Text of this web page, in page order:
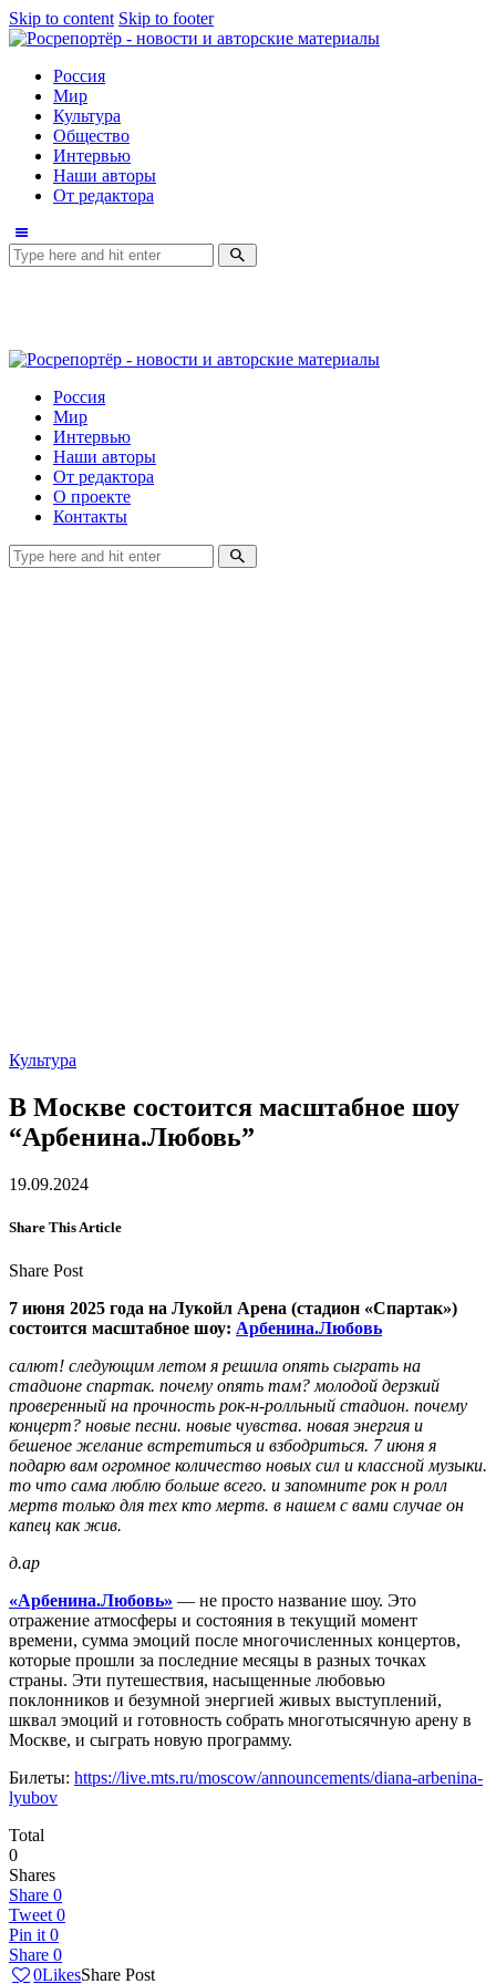
Skip to content Skip to footer
Россия
Мир
Культура
Общество
Интервью
Наши авторы
От редактора
Россия
Мир
Интервью
Наши авторы
От редактора
О проекте
Контакты
Культура
В Москве состоится масштабное шоу
“Арбенина.Любовь”
19.09.2024
Share This Article
Share Post
7 июня 2025 года на Лукойл Арена (стадион «Спартак»)
состоится масштабное шоу: Арбенина.Любовь
салют! следующим летом я решила опять сыграть на
стадионе спартак. почему опять там? молодой дерзкий
проверенный на прочность рок-н-ролльный стадион. почему
концерт? новые песни. новые чувства. новая энергия и
бешеное желание встретиться и взбодриться. 7 июня я
подарю вам огромное количество новых сил и классной музыки.
то что сама люблю больше всего. и запомните рок н ролл
мертв только для тех кто мертв. в нашем с вами случае он
капец как жив.
д.ар
«Арбенина.Любовь» — не просто название шоу. Это
отражение атмосферы и состояния в текущий момент
времени, сумма эмоций после многочисленных концертов,
которые прошли за последние месяцы в разных точках
страны. Эти путешествия, насыщенные любовью
поклонников и безумной энергией живых выступлений,
шквал эмоций и готовность собрать многотысячную арену в
Москве, и сыграть новую программу.
Билеты: https://live.mts.ru/moscow/announcements/diana-arbenina-
lyubov
Total
0
Shares
Share 0
Tweet 0
Pin it 0
Share 0
0LikesShare Post